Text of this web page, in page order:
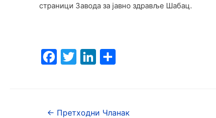
страници Завода за јавно здравље Шабац.
F T Li S
← Претходни Чланак